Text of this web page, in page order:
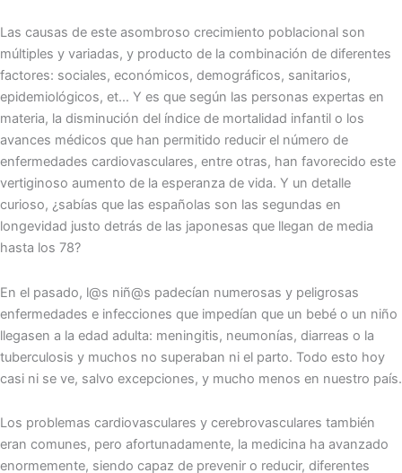
Las causas de este asombroso crecimiento poblacional son
múltiples y variadas, y producto de la combinación de diferentes
factores: sociales, económicos, demográficos, sanitarios,
epidemiológicos, et… Y es que según las personas expertas en
materia, la disminución del índice de mortalidad infantil o los
avances médicos que han permitido reducir el número de
enfermedades cardiovasculares, entre otras, han favorecido este
vertiginoso aumento de la esperanza de vida. Y un detalle
curioso, ¿sabías que las españolas son las segundas en
longevidad justo detrás de las japonesas que llegan de media
hasta los 78?
En el pasado, l@s niñ@s padecían numerosas y peligrosas
enfermedades e infecciones que impedían que un bebé o un niño
llegasen a la edad adulta: meningitis, neumonías, diarreas o la
tuberculosis y muchos no superaban ni el parto. Todo esto hoy
casi ni se ve, salvo excepciones, y mucho menos en nuestro país.
Los problemas cardiovasculares y cerebrovasculares también
eran comunes, pero afortunadamente, la medicina ha avanzado
enormemente, siendo capaz de prevenir o reducir, diferentes